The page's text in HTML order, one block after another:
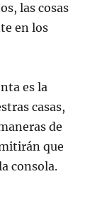
las cosas
en los
es la
casas,
de
que
consola.